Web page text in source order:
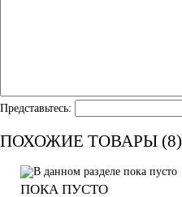
Представьтесь:
ПОХОЖИЕ ТОВАРЫ (8)
ПОКА ПУСТО